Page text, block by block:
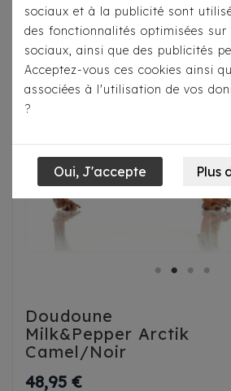
Doudoune
Milk&Pepper Arctik
Camel/Noir
48,95 €
sociaux et à la publicité sont
des fonctionnalités optimisées sur
sociaux, ainsi que des publicités
Acceptez-vous ces cookies ainsi
associées à l'utilisation de vos
?